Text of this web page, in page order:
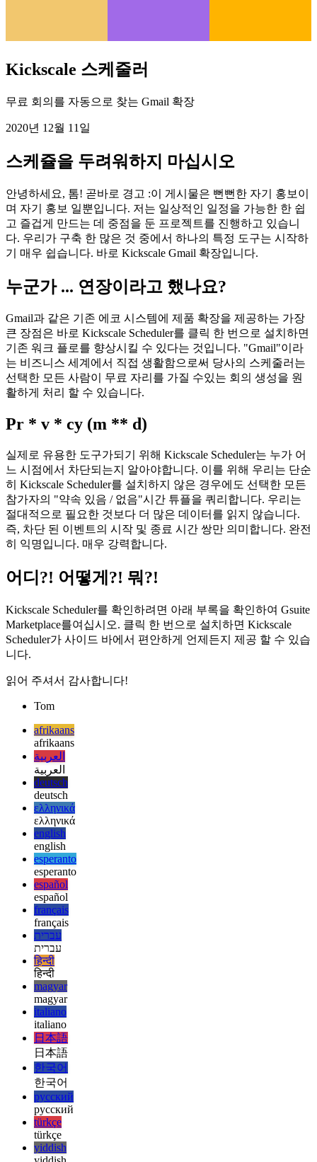
Kickscale 스케줄러
2020년 12월 11일
스케쥴을 두려워하지 마십시오
안녕하세요, 톰! 곧바로 경고 :이 게시물은 뻔뻔한 자기 홍보이
며 자기 홍보 일뿐입니다. 저는 일상적인 일정을 가능한 한 쉽
고 즐겁게 만드는 데 중점을 둔 프로젝트를 진행하고 있습니
다. 우리가 구축 한 많은 것 중에서 하나의 특정 도구는 시작하
기 매우 쉽습니다. 바로 Kickscale Gmail 확장입니다.
누군가 ... 연장이라고 했나요?
Gmail과 같은 기존 에코 시스템에 제품 확장을 제공하는 가장
큰 장점은 바로 Kickscale Scheduler를 클릭 한 번으로 설치하면
기존 워크 플로를 향상시킬 수 있다는 것입니다. "Gmail"이라
는 비즈니스 세계에서 직접 생활함으로써 당사의 스케줄러는
선택한 모든 사람이 무료 자리를 가질 수있는 회의 생성을 원
활하게 처리 할 수 있습니다.
Pr * v * cy (m ** d)
실제로 유용한 도구가되기 위해 Kickscale Scheduler는 누가 어
느 시점에서 차단되는지 알아야합니다. 이를 위해 우리는 단순
히 Kickscale Scheduler를 설치하지 않은 경우에도 선택한 모든
참가자의 "약속 있음 / 없음"시간 튜플을 쿼리합니다. 우리는
절대적으로 필요한 것보다 더 많은 데이터를 읽지 않습니다.
즉, 차단 된 이벤트의 시작 및 종료 시간 쌍만 의미합니다. 완전
히 익명입니다. 매우 강력합니다.
어디?! 어떻게?! 뭐?!
Kickscale Scheduler를 확인하려면 아래 부록을 확인하여 Gsuite
Marketplace를여십시오. 클릭 한 번으로 설치하면 Kickscale
Scheduler가 사이드 바에서 편안하게 언제든지 제공 할 수 있습
Tom
afrikaans
afrikaans
العربية
العربية
deutsch
deutsch
ελληνικά
ελληνικά
english
english
esperanto
esperanto
español
español
français
français
עברית
עברית
हिन्दी
हिन्दी
magyar
magyar
italiano
italiano
日本語
日本語
한국어
한국어
русский
русский